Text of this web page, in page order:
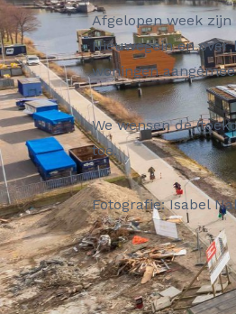
Afgelopen week
Nieuwegein en
woningen
We wensen de
toe.
Fotografie: Isabel